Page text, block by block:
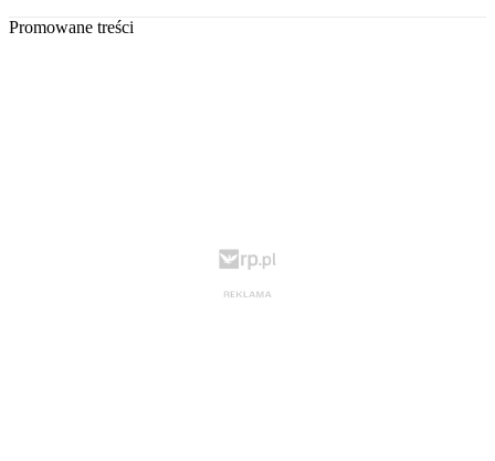
Promowane treści